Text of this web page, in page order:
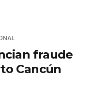
fraude
Cancún